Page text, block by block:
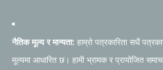
नैतिक मूल्य र मान्यता: हाम्रो पत्रकारिता सधैं
मूल्यमा आधारित छ। हामी भ्रामक र प्रायोजित